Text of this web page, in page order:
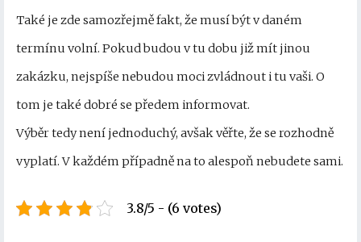
Také je zde samozřejmě fakt, že musí být v daném
termínu volní. Pokud budou v tu dobu již mít jinou
zakázku, nejspíše nebudou moci zvládnout i tu vaši. O
tom je také dobré se předem informovat.
Výběr tedy není jednoduchý, avšak věřte, že se rozhodně
vyplatí. V každém případně na to alespoň nebudete sami.
3.8/5 - (6 votes)